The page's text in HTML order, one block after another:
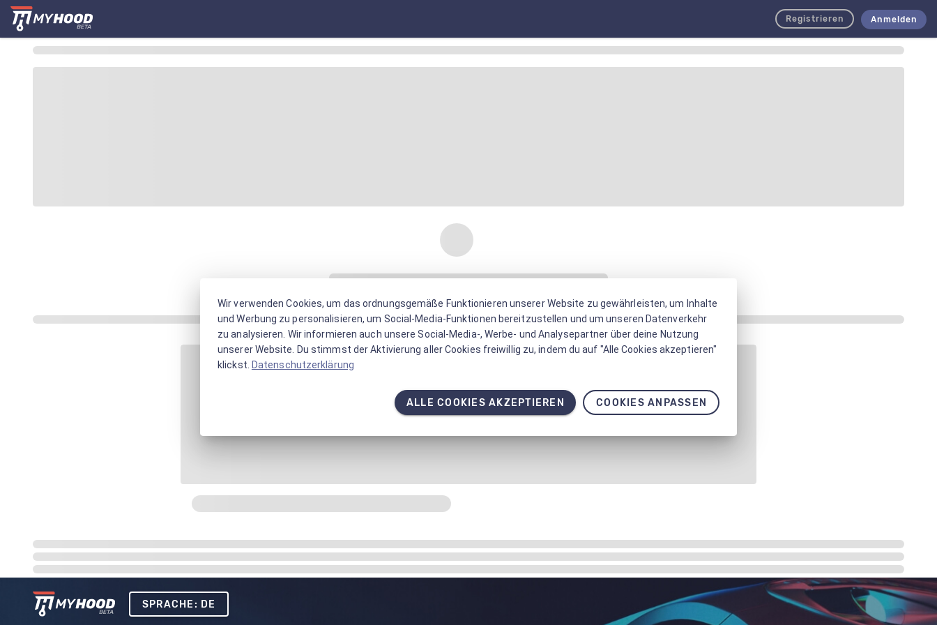
Registrieren Anmelden
SPRACHE: DE
Wir verwenden Cookies, um das ordnungsgemäße Funktionieren unserer Website zu gewährleisten, um Inhalte
und Werbung zu personalisieren, um Social-Media-Funktionen bereitzustellen und um unseren Datenverkehr
zu analysieren. Wir informieren auch unsere Social-Media-, Werbe- und Analysepartner über deine Nutzung
unserer Website. Du stimmst der Aktivierung aller Cookies freiwillig zu, indem du auf "Alle Cookies akzeptieren"
klickst. Datenschutzerklärung
ALLE COOKIES AKZEPTIEREN COOKIES ANPASSEN